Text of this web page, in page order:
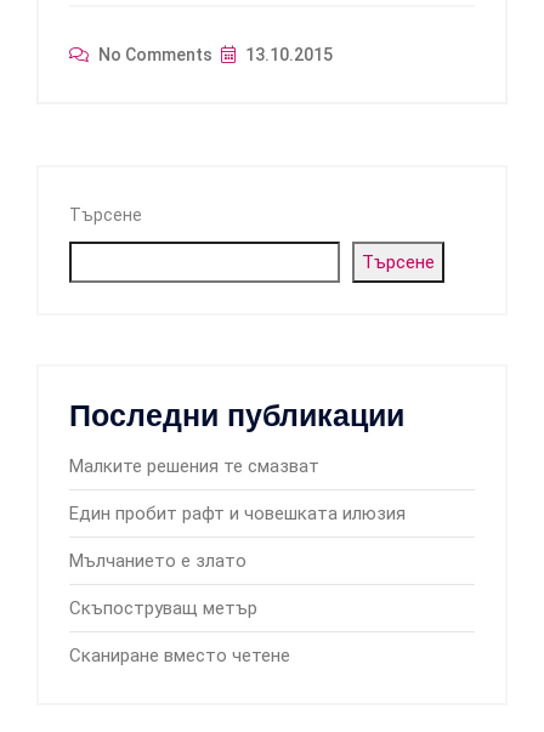
No Comments 13.10.2015
Търсене
Търсене
Последни публикации
Малките решения те смазват
Един пробит рафт и човешката илюзия
Мълчанието е злато
Скъпоструващ метър
Сканиране вместо четене